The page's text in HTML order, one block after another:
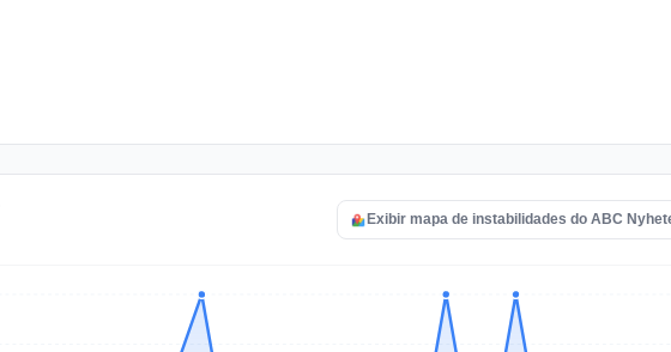
Exibir mapa de instabilidades do ABC